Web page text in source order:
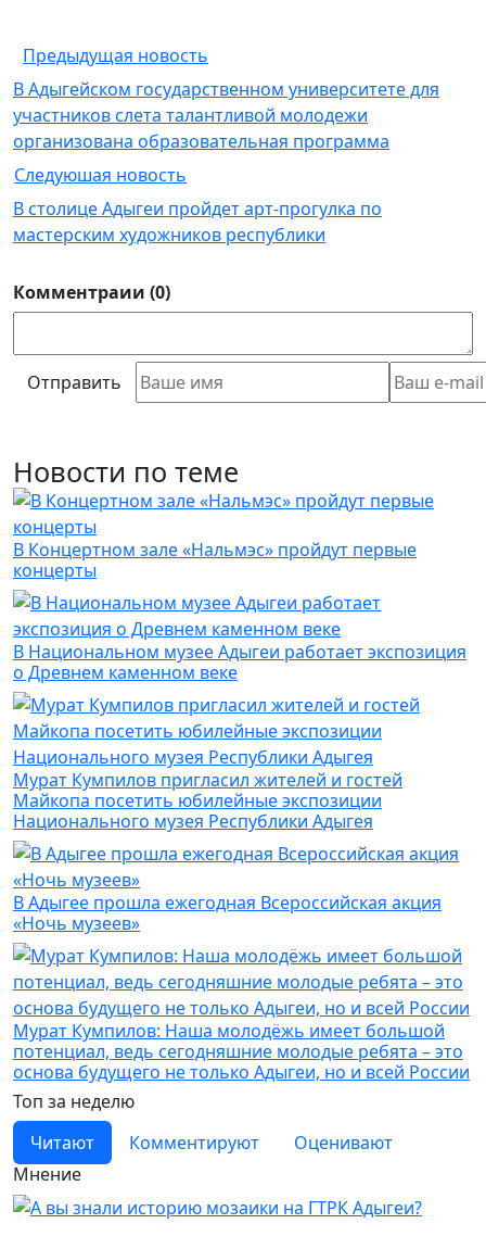
Предыдущая новость
В Адыгейском государственном университете для
участников слета талантливой молодежи
организована образовательная программа
Следуюшая новость
В столице Адыгеи пройдет арт-прогулка по
мастерским художников республики
Комментраии (0)
Отправить
Новости по теме
В Концертном зале «Нальмэс» пройдут первые
концерты
В Национальном музее Адыгеи работает экспозиция
о Древнем каменном веке
Мурат Кумпилов пригласил жителей и гостей
Майкопа посетить юбилейные экспозиции
Национального музея Республики Адыгея
В Адыгее прошла ежегодная Всероссийская акция
«Ночь музеев»
Мурат Кумпилов: Наша молодёжь имеет большой
потенциал, ведь сегодняшние молодые ребята – это
основа будущего не только Адыгеи, но и всей России
Топ за неделю
Читают
Комментируют
Оценивают
Мнение